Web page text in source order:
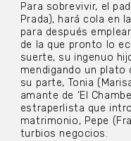
Para sobrevivir, el
Prada), hará cola en
para después
de la que pronto lo
suerte, su ingenuo
mendigando un
su parte, Tonia
amante de ‘El
estraperlista que
matrimonio, Pepe
turbios negocios.